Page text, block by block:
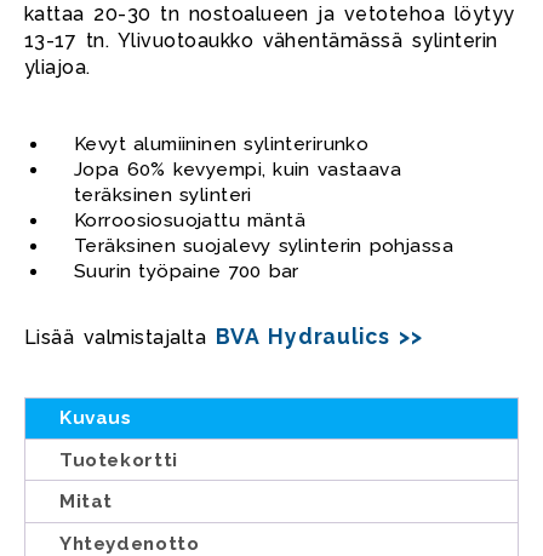
kattaa 20-30 tn nostoalueen ja vetotehoa löytyy
13-17 tn. Ylivuotoaukko vähentämässä sylinterin
yliajoa.
Kevyt alumiininen sylinterirunko
Jopa 60% kevyempi, kuin vastaava
teräksinen sylinteri
Korroosiosuojattu mäntä
Teräksinen suojalevy sylinterin pohjassa
Suurin työpaine 700 bar
Lisää valmistajalta BVA Hydraulics >>
Kuvaus
Tuotekortti
Mitat
Yhteydenotto